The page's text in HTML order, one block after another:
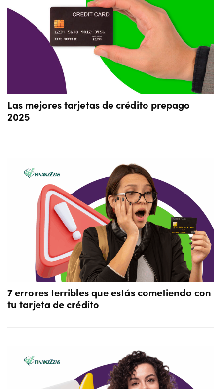
Las mejores tarjetas de crédito prepago
2025
7 errores terribles que estás cometiendo con
tu tarjeta de crédito